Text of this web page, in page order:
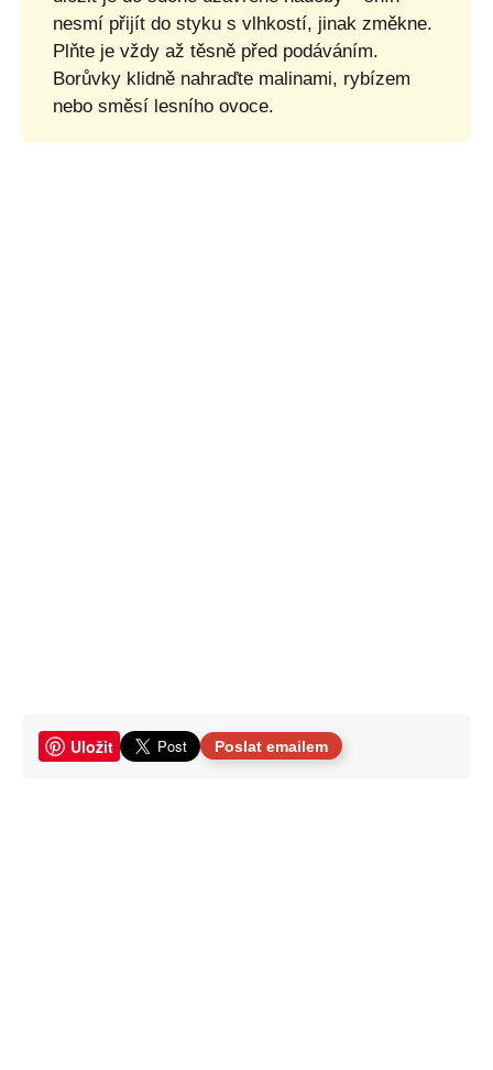
nesmí přijít do styku s vlhkostí, jinak změkne.
Plňte je vždy až těsně před podáváním.
Borůvky klidně nahraďte malinami, rybízem
nebo směsí lesního ovoce.
Uložit Poslat emailem